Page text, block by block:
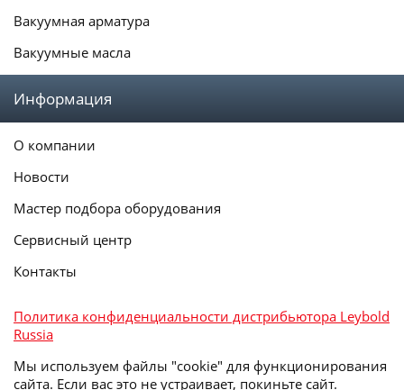
Вакуумная арматура
Вакуумные масла
Информация
О компании
Новости
Мастер подбора оборудования
Сервисный центр
Контакты
Политика конфиденциальности дистрибьютора Leybold
Russia
Мы используем файлы "cookie" для функционирования
сайта. Если вас это не устраивает, покиньте сайт.